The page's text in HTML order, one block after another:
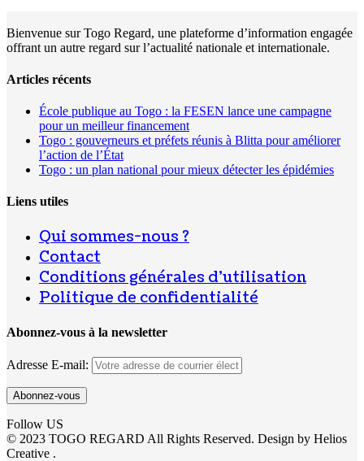
Bienvenue sur Togo Regard, une plateforme d’information engagée
offrant un autre regard sur l’actualité nationale et internationale.
Articles récents
École publique au Togo : la FESEN lance une campagne
pour un meilleur financement
Togo : gouverneurs et préfets réunis à Blitta pour améliorer
l’action de l’État
Togo : un plan national pour mieux détecter les épidémies
Liens utiles
Qui sommes-nous ?
Contact
Conditions générales d’utilisation
Politique de confidentialité
Abonnez-vous à la newsletter
Adresse E-mail:
Follow US
© 2023 TOGO REGARD All Rights Reserved. Design by Helios
Creative .